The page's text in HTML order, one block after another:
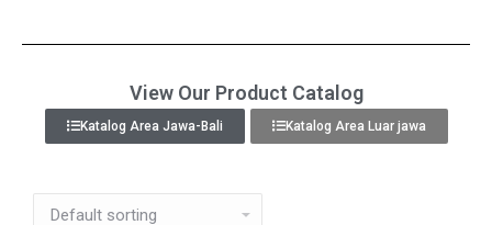
View Our Product Catalog
Katalog Area Jawa-Bali Katalog Area Luar jawa